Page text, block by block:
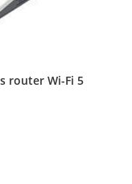
router Wi-Fi 5